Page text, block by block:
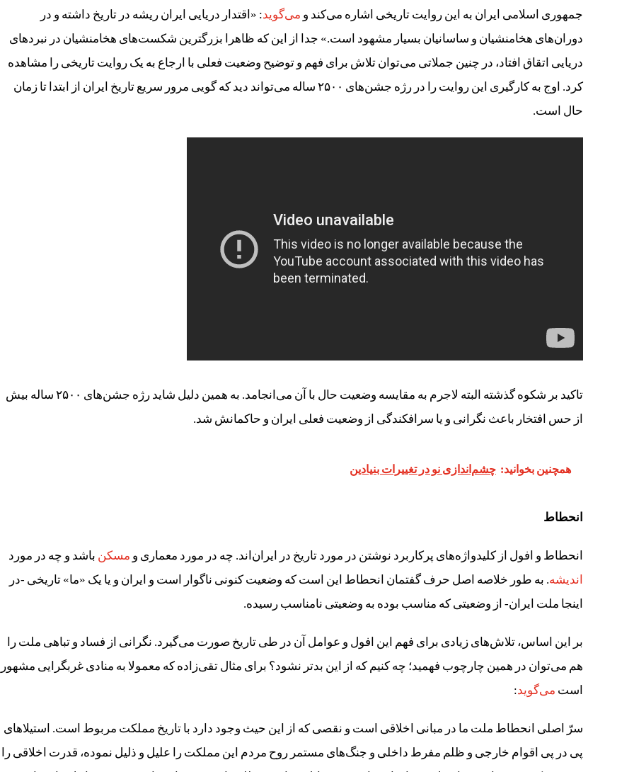
جمهوری اسلامی ایران به این روایت تاریخی اشاره می‌کند و می‌گوید: «اقتدار دریایی ایران ریشه در تاریخ داشته و در
دوران‌های هخامنشیان و ساسانیان بسیار مشهود است.» جدا از این که ظاهرا بزرگترین شکست‌های هخامنشیان در نبردهای
دریایی اتقاق افتاد، در چنین جملاتی می‌توان تلاش برای فهم و توضیح وضعیت فعلی با ارجاع به یک روایت تاریخی را مشاهده
کرد. اوج به کارگیری این روایت را در رژه جشن‌های ۲۵۰۰ ساله می‌تواند دید که گویی مرور سریع تاریخ ایران از ابتدا تا زمان
حال است.
تاکید بر شکوه گذشته البته لاجرم به مقایسه وضعیت حال با آن می‌انجامد. به همین دلیل شاید رژه جشن‌های ۲۵۰۰ ساله بیش
از حس افتخار باعث نگرانی و یا سرافکندگی از وضعیت فعلی ایران و حاکمانش شد.
همچنین بخوانید: چشم‌اندازی نو در تغییرات بنیادین
انحطاط
انحطاط و افول از کلیدواژه‌های پرکاربرد نوشتن در مورد تاریخ در ایران‌اند. چه در مورد معماری و مسکن باشد و چه در مورد
اندیشه. به طور خلاصه اصل حرف گفتمان انحطاط این است که وضعیت کنونی ناگوار است و ایران و یا یک «ما» تاریخی -در
اینجا ملت ایران- از وضعیتی که مناسب بوده به وضعیتی نامناسب رسیده.
بر این اساس، تلاش‌های زیادی برای فهم این افول و عوامل آن در طی تاریخ صورت می‌گیرد. نگرانی از فساد و تباهی ملت را
هم می‌توان در همین چارچوب فهمید؛ چه کنیم که از این بدتر نشود؟ برای مثال تقی‌زاده که معمولا به منادی غربگرایی مشهور
است می‌گوید:
سرّ اصلی انحطاط ملت ما در مبانی اخلاقی است و نقصی که از این حیث وجود دارد با تاریخ مملکت مربوط است. استیلاهای
پی در پی اقوام خارجی و ظلم مفرط داخلی و جنگ‌های مستمر روح مردم این مملکت را علیل و ذلیل نموده، قدرت اخلاقی را